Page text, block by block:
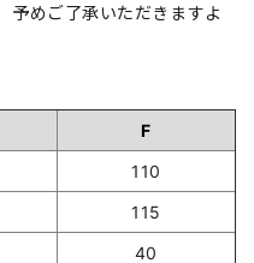
予めご了承いただきますよ
F
110
115
40